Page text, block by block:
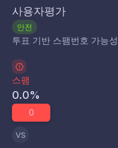
사용자평가
안전
투표 기반 스팸번호 가능성
스팸
0.0%
0
VS